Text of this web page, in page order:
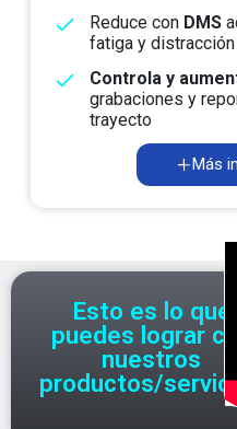
Reduce con DMS
fatiga y
Controla y
grabaciones y
trayecto
Más
Esto es lo que
puedes lograr con
nuestros
productos/